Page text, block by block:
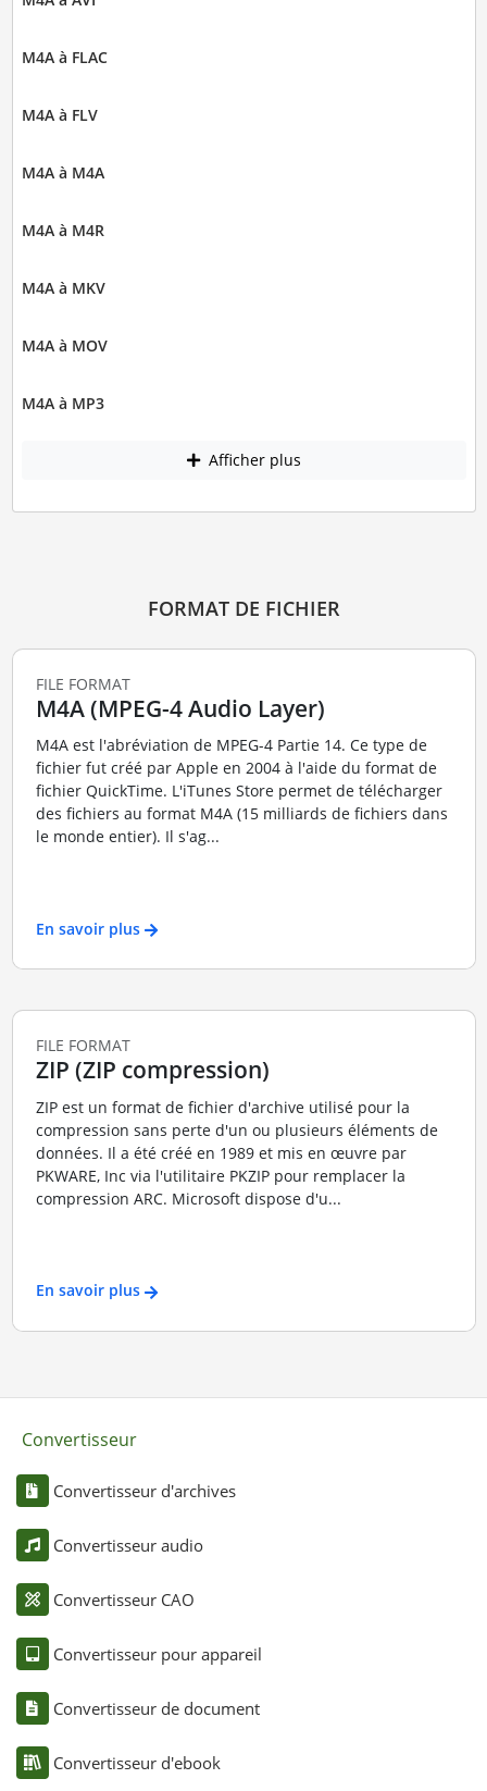
M4A à FLAC
M4A à FLV
M4A à M4A
M4A à M4R
M4A à MKV
M4A à MOV
M4A à MP3
Afficher plus
FORMAT DE FICHIER
FILE FORMAT
M4A (MPEG-4 Audio Layer)
M4A est l'abréviation de MPEG-4 Partie 14. Ce type de
fichier fut créé par Apple en 2004 à l'aide du format de
fichier QuickTime. L'iTunes Store permet de télécharger
des fichiers au format M4A (15 milliards de fichiers dans
le monde entier). Il s'ag...
En savoir plus
FILE FORMAT
ZIP (ZIP compression)
ZIP est un format de fichier d'archive utilisé pour la
compression sans perte d'un ou plusieurs éléments de
données. Il a été créé en 1989 et mis en œuvre par
PKWARE, Inc via l'utilitaire PKZIP pour remplacer la
compression ARC. Microsoft dispose d'u...
En savoir plus
Convertisseur
Convertisseur d'archives
Convertisseur audio
Convertisseur CAO
Convertisseur pour appareil
Convertisseur de document
Convertisseur d'ebook